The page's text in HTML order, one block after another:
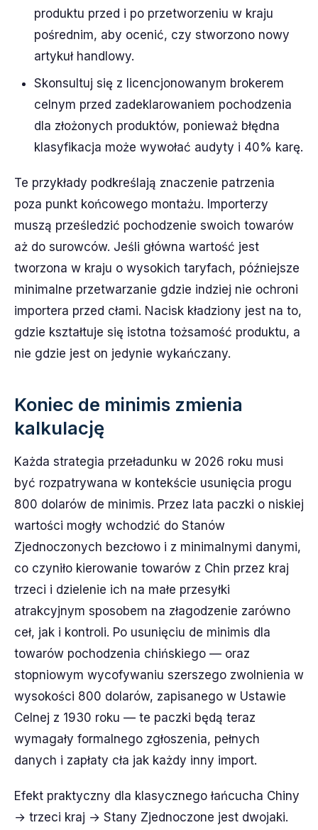
produktu przed i po przetworzeniu w kraju
pośrednim, aby ocenić, czy stworzono nowy
artykuł handlowy.
Skonsultuj się z licencjonowanym brokerem
celnym przed zadeklarowaniem pochodzenia
dla złożonych produktów, ponieważ błędna
klasyfikacja może wywołać audyty i 40% karę.
Te przykłady podkreślają znaczenie patrzenia
poza punkt końcowego montażu. Importerzy
muszą prześledzić pochodzenie swoich towarów
aż do surowców. Jeśli główna wartość jest
tworzona w kraju o wysokich taryfach, późniejsze
minimalne przetwarzanie gdzie indziej nie ochroni
importera przed cłami. Nacisk kładziony jest na to,
gdzie kształtuje się istotna tożsamość produktu, a
nie gdzie jest on jedynie wykańczany.
Koniec de minimis zmienia
kalkulację
Każda strategia przeładunku w 2026 roku musi
być rozpatrywana w kontekście usunięcia progu
800 dolarów de minimis. Przez lata paczki o niskiej
wartości mogły wchodzić do Stanów
Zjednoczonych bezcłowo i z minimalnymi danymi,
co czyniło kierowanie towarów z Chin przez kraj
trzeci i dzielenie ich na małe przesyłki
atrakcyjnym sposobem na złagodzenie zarówno
ceł, jak i kontroli. Po usunięciu de minimis dla
towarów pochodzenia chińskiego — oraz
stopniowym wycofywaniu szerszego zwolnienia w
wysokości 800 dolarów, zapisanego w Ustawie
Celnej z 1930 roku — te paczki będą teraz
wymagały formalnego zgłoszenia, pełnych
danych i zapłaty cła jak każdy inny import.
Efekt praktyczny dla klasycznego łańcucha Chiny
→ trzeci kraj → Stany Zjednoczone jest dwojaki.